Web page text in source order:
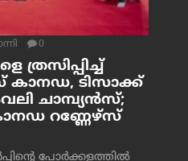
0
കാനഡ, ടിസാക്ക്
ചാമ്പ്യന്‍സ്;
റണ്ണേഴ്‌സ്
പോര്‍ക്കളത്തില്‍